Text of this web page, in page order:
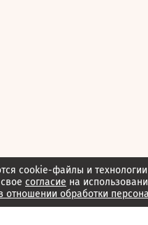
cookie-файлы и
согласие на
отношении обработки